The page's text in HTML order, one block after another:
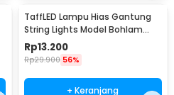
TaffLED Lampu Hias Gantung
String Lights Model Bohlam
Mini Waterproof 3M - ZYD0931
Rp13.200
Rp29.900 56%
+ Keranjang